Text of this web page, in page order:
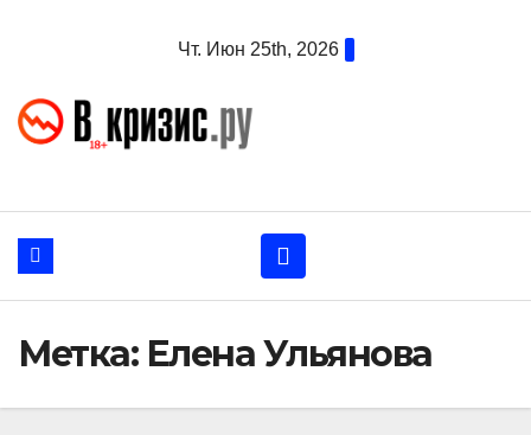
Чт. Июн 25th, 2026
Метка: Елена Ульянова